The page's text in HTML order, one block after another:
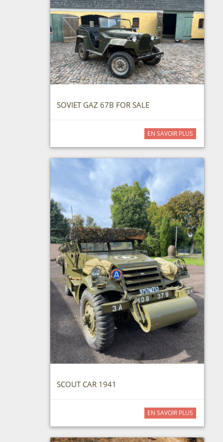
SOVIET GAZ 67B FOR SALE
EN SAVOIR PLUS
SCOUT CAR 1941
EN SAVOIR PLUS